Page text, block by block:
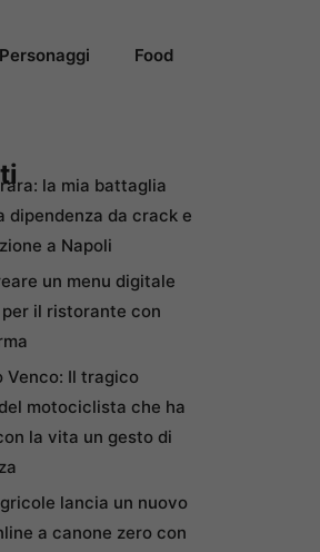
Personaggi Food
la mia battaglia
dipendenza da crack e
a Napoli
un menu digitale
il ristorante con
Venco: Il tragico
motociclista che ha
la vita un gesto di
lancia un nuovo
a canone zero con